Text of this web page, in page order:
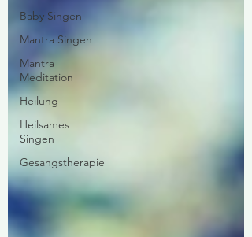
Baby Singen
Mantra Singen
Mantra
Meditation
Heilung
Heilsames
Singen
Gesangstherapie